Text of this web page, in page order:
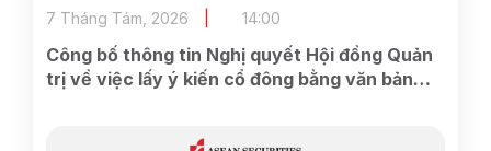
Công bố thông tin Nghị quyết Hội đồng Quản
trị về việc lấy ý kiến cổ đông bằng văn bản
7 Tháng Tám, 2026 14:00